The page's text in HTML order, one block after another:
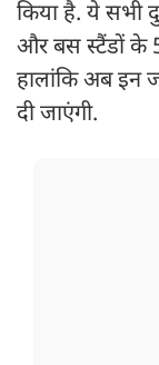
किया है. ये सभी
और बस स्टैंडों के
हालांकि अब इन
दी जाएंगी.